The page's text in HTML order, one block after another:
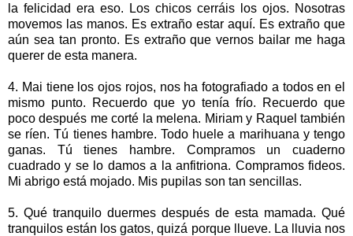
la felicidad era eso. Los chicos cerráis los ojos. Nosotras
movemos las manos. Es extraño estar aquí. Es extraño que
aún sea tan pronto. Es extraño que vernos bailar me haga
querer de esta manera.
4. Mai tiene los ojos rojos, nos ha fotografiado a todos en el
mismo punto. Recuerdo que yo tenía frío. Recuerdo que
poco después me corté la melena. Miriam y Raquel también
se ríen. Tú tienes hambre. Todo huele a marihuana y tengo
ganas. Tú tienes hambre. Compramos un cuaderno
cuadrado y se lo damos a la anfitriona. Compramos fideos.
Mi abrigo está mojado. Mis pupilas son tan sencillas.
5. Qué tranquilo duermes después de esta mamada. Qué
tranquilos están los gatos, quizá porque llueve. La lluvia nos